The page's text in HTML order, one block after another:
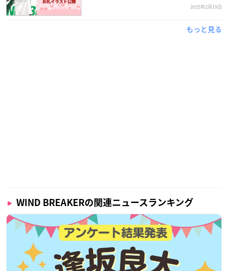
2025年2月19日
もっと見る
WIND BREAKERの関連ニュースランキング